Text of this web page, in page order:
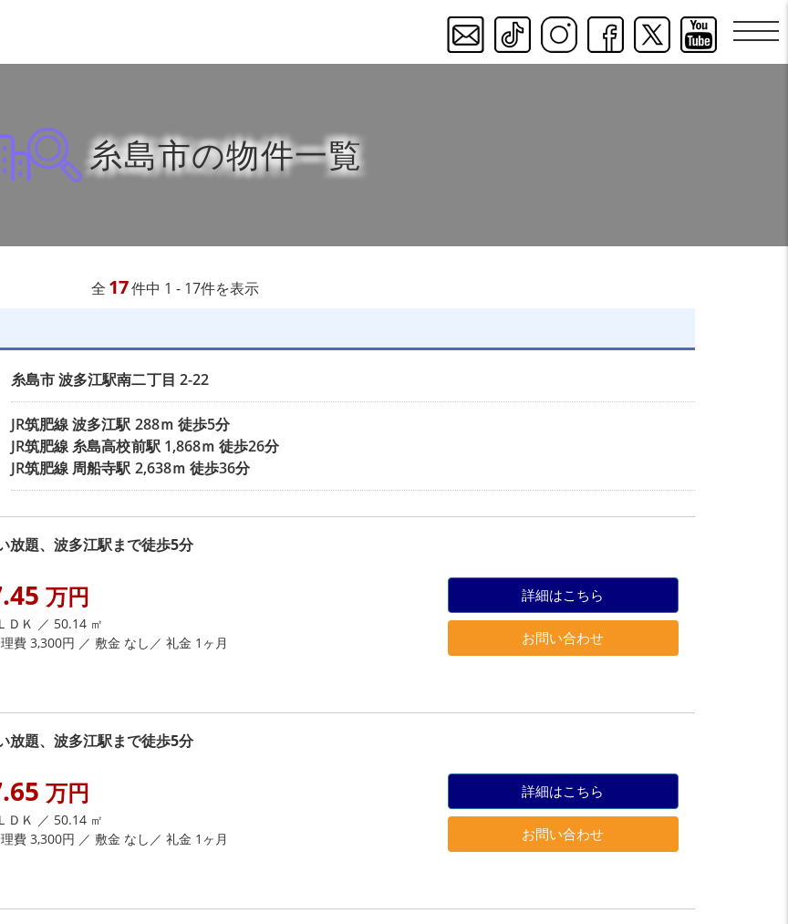
糸島市の物件一覧
全 17件中 1 - 17件を表示
糸島市波多江駅南二丁目 2-22
JR筑肥線波多江駅 288ｍ 徒歩5分
JR筑肥線糸島高校前駅1,868ｍ 徒歩26分
JR筑肥線 周船寺駅 2,638ｍ 徒歩36分
放題、波多江駅まで徒歩5分
万円
ＤＫ ／ 50.14 ㎡
費 3,300円 ／ 敷金 なし／ 礼金 1ヶ月
詳細はこちら
お問い合わせ
放題、波多江駅まで徒歩5分
万円
ＤＫ ／ 50.14 ㎡
費 3,300円 ／ 敷金 なし／ 礼金 1ヶ月
詳細はこちら
お問い合わせ